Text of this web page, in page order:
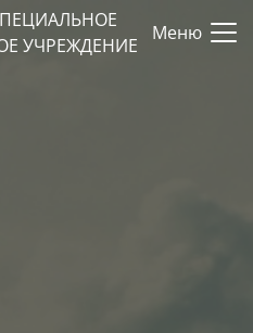
УЧРЕЖДЕНИЕ
Меню